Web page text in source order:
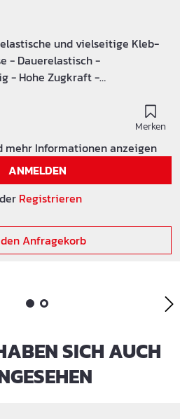
und vielseitige Kleb-
-
- Hohe Zugkraft -
Merken
mehr Informationen anzeigen
ANMELDEN
Registrieren
Anfragekorb
SICH AUCH